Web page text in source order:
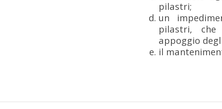
pilastri;
un
pilastri,
appoggio
il